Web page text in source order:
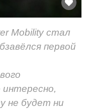
Mobility стал
первой
не будет ни